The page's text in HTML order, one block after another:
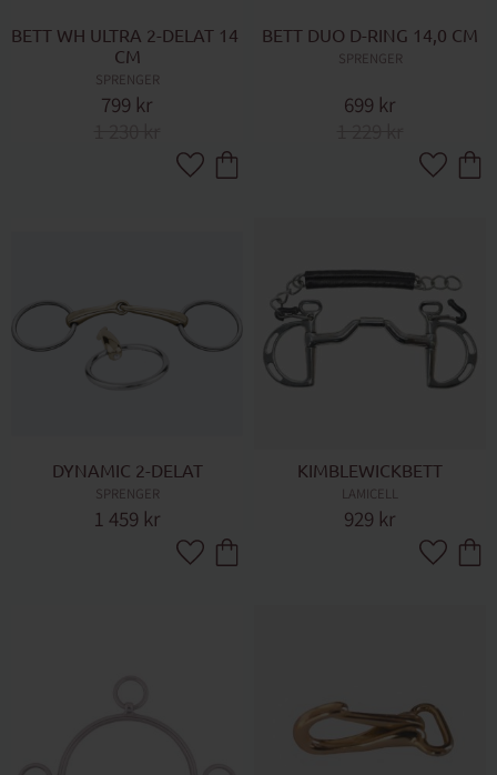
BETT WH ULTRA 2-DELAT 14
CM
SPRENGER
799 kr
Lägg till i favoriter
BETT DUO D-RING 14,0 CM
SPRENGER
699 kr
Lägg till
DYNAMIC 2-DELAT
SPRENGER
1 459 kr
Lägg till i favoriter
KIMBLEWICKBETT
LAMICELL
929 kr
Lägg till